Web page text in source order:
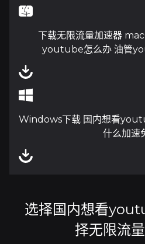
下载无限流量加速器
youtube怎么办 油管
Windows下载 国内想看
什么加速
选择国内想看
择无限流